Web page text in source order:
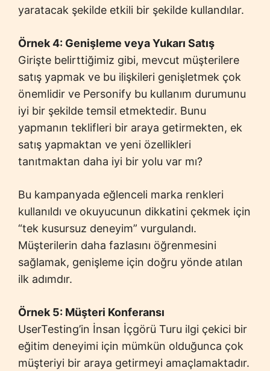
yaratacak şekilde etkili bir şekilde kullandılar.
Örnek 4: Genişleme veya Yukarı Satış
Girişte belirttiğimiz gibi, mevcut müşterilere
satış yapmak ve bu ilişkileri genişletmek çok
önemlidir ve Personify bu kullanım durumunu
iyi bir şekilde temsil etmektedir. Bunu
yapmanın teklifleri bir araya getirmekten, ek
satış yapmaktan ve yeni özellikleri
tanıtmaktan daha iyi bir yolu var mı?
Bu kampanyada eğlenceli marka renkleri
kullanıldı ve okuyucunun dikkatini çekmek için
“tek kusursuz deneyim” vurgulandı.
Müşterilerin daha fazlasını öğrenmesini
sağlamak, genişleme için doğru yönde atılan
ilk adımdır.
Örnek 5: Müşteri Konferansı
UserTesting’in İnsan İçgörü Turu ilgi çekici bir
eğitim deneyimi için mümkün olduğunca çok
müşteriyi bir araya getirmeyi amaçlamaktadır.